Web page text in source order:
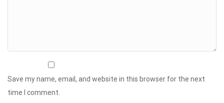
Save my name, email, and website in this browser for the next
time I comment.